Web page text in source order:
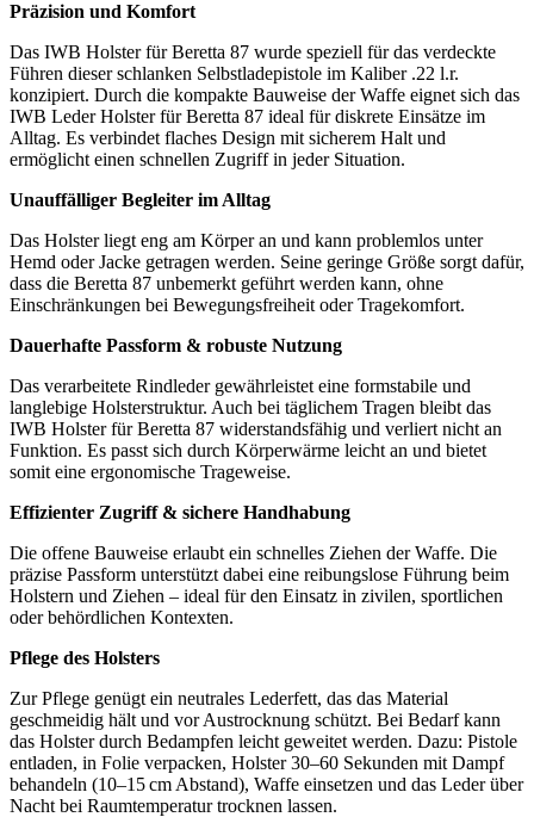
Präzision und Komfort
Das IWB Holster für Beretta 87 wurde speziell für das verdeckte
Führen dieser schlanken Selbstladepistole im Kaliber .22 l.r.
konzipiert. Durch die kompakte Bauweise der Waffe eignet sich das
IWB Leder Holster für Beretta 87 ideal für diskrete Einsätze im
Alltag. Es verbindet flaches Design mit sicherem Halt und
ermöglicht einen schnellen Zugriff in jeder Situation.
Unauffälliger Begleiter im Alltag
Das Holster liegt eng am Körper an und kann problemlos unter
Hemd oder Jacke getragen werden. Seine geringe Größe sorgt dafür,
dass die Beretta 87 unbemerkt geführt werden kann, ohne
Einschränkungen bei Bewegungsfreiheit oder Tragekomfort.
Dauerhafte Passform & robuste Nutzung
Das verarbeitete Rindleder gewährleistet eine formstabile und
langlebige Holsterstruktur. Auch bei täglichem Tragen bleibt das
IWB Holster für Beretta 87 widerstandsfähig und verliert nicht an
Funktion. Es passt sich durch Körperwärme leicht an und bietet
somit eine ergonomische Trageweise.
Effizienter Zugriff & sichere Handhabung
Die offene Bauweise erlaubt ein schnelles Ziehen der Waffe. Die
präzise Passform unterstützt dabei eine reibungslose Führung beim
Holstern und Ziehen – ideal für den Einsatz in zivilen, sportlichen
oder behördlichen Kontexten.
Pflege des Holsters
Zur Pflege genügt ein neutrales Lederfett, das das Material
geschmeidig hält und vor Austrocknung schützt. Bei Bedarf kann
das Holster durch Bedampfen leicht geweitet werden. Dazu: Pistole
entladen, in Folie verpacken, Holster 30–60 Sekunden mit Dampf
behandeln (10–15 cm Abstand), Waffe einsetzen und das Leder über
Nacht bei Raumtemperatur trocknen lassen.